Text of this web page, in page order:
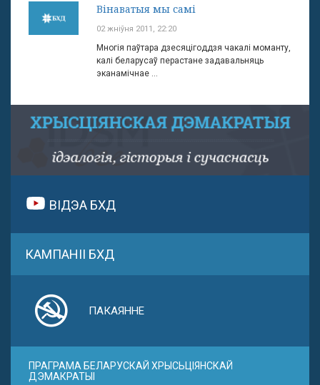
Вінаватыя мы самі
02 жніўня 2011, 22:20
Многія паўтара дзесяцігоддзя чакалі моманту,
калі беларусаў перастане задавальняць
эканамічнае ...
ВІДЭА БХД
КАМПАНІІ БХД
ПАКАЯННЕ
ПРАГРАМА БЕЛАРУСКАЙ ХРЫСЬЦІЯНСКАЙ
ДЭМАКРАТЫІ